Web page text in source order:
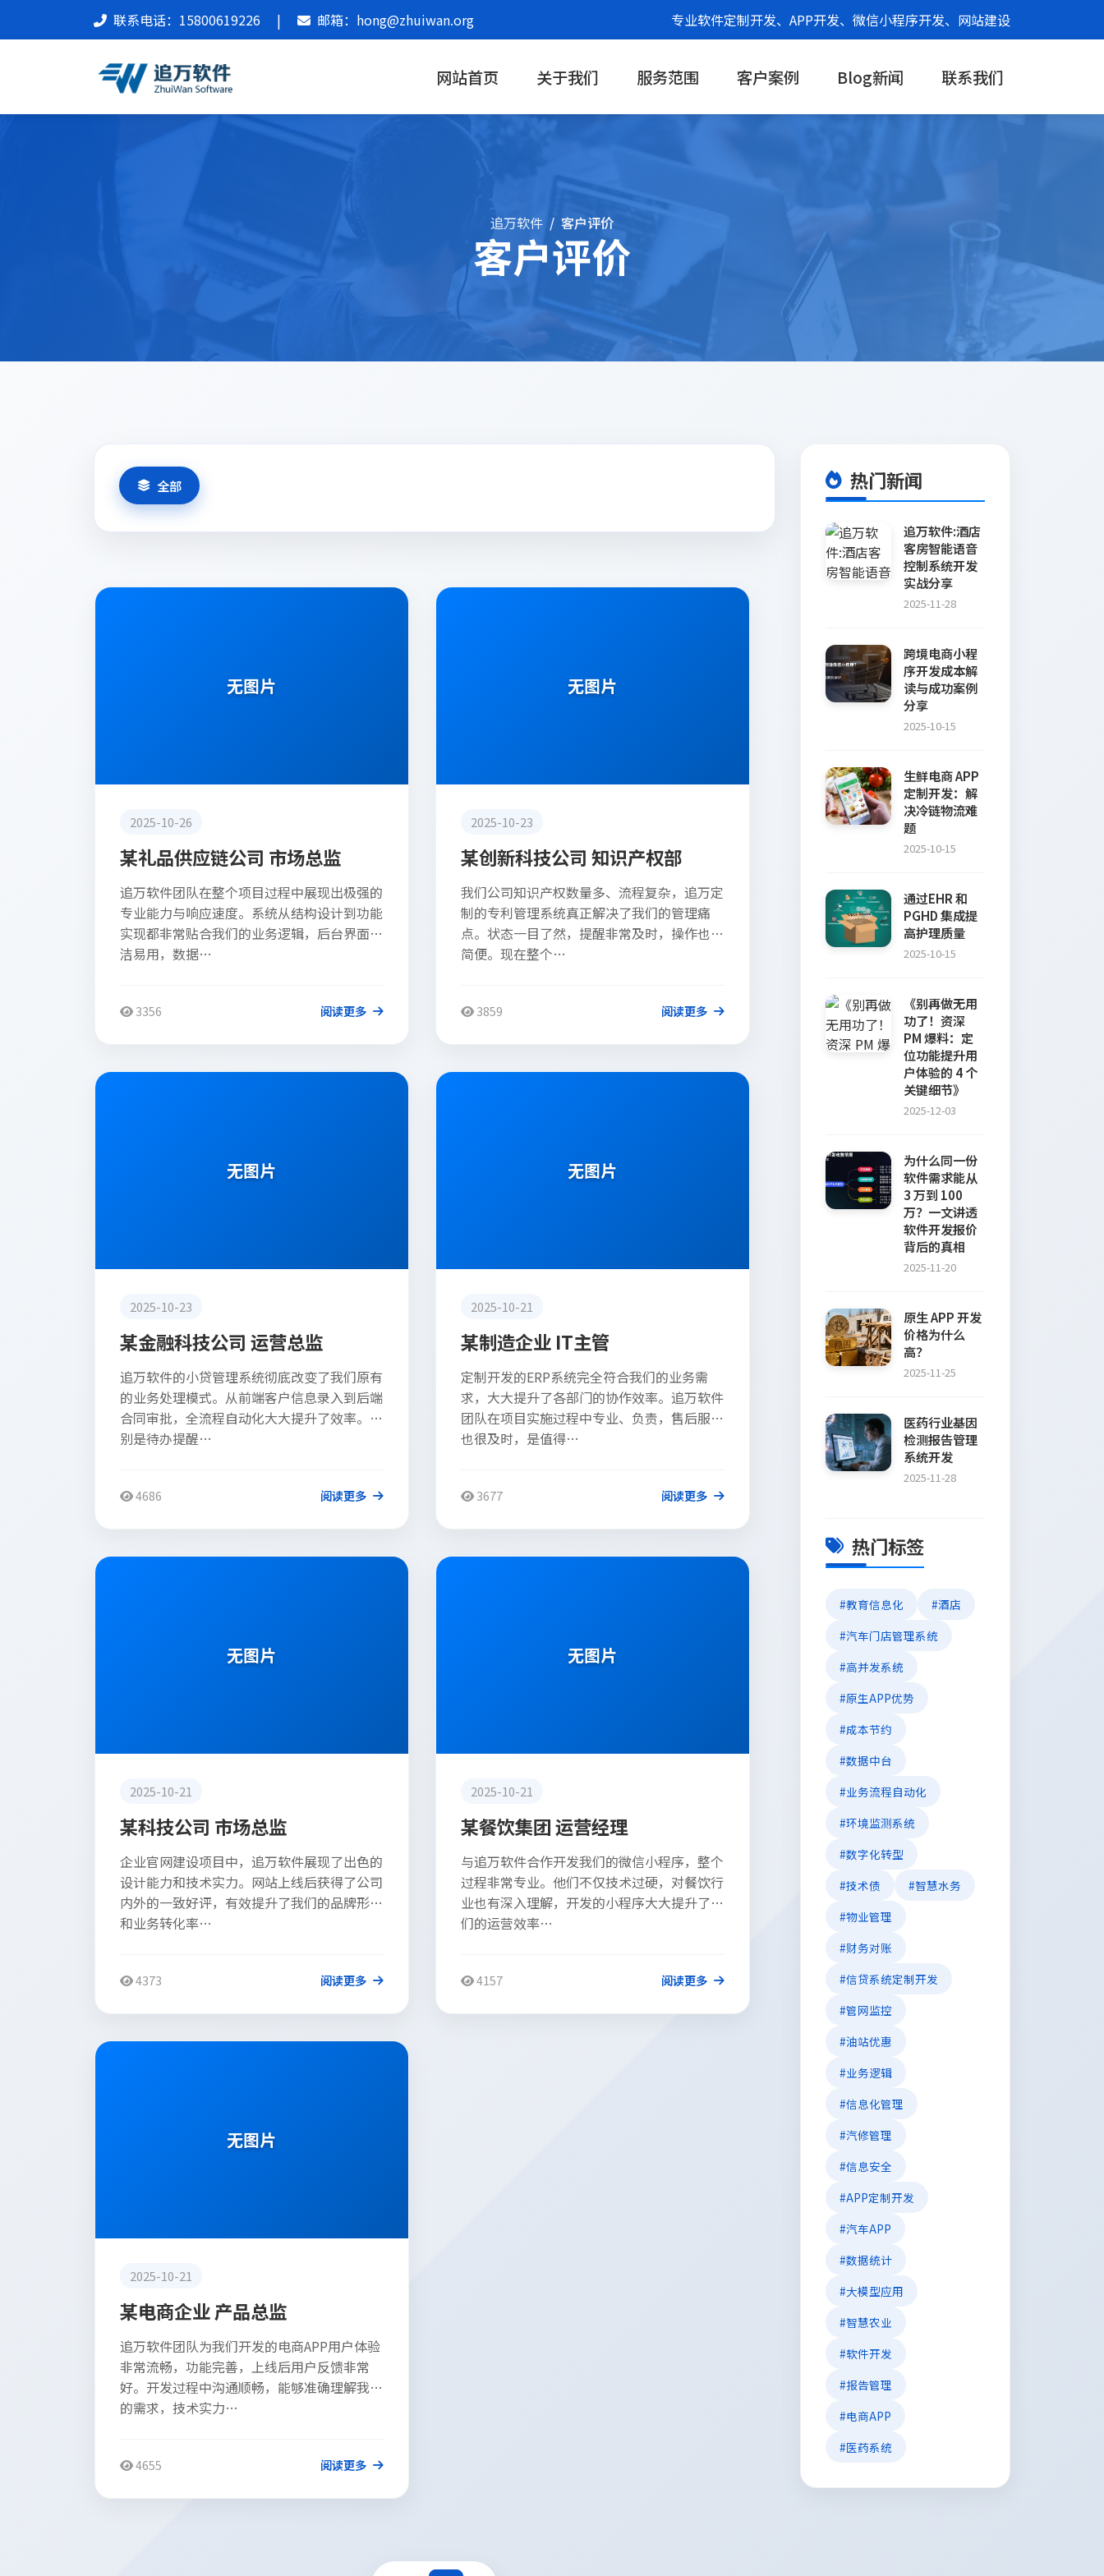
联系电话：15800619226 | 邮箱：hong@zhuiwan.org 专业软件定制开发、APP开发、微信小程序开发、网站建设
网站首页 关于我们 服务范围 客户案例 Blog新闻 联系我们
追万软件 客户评价
客户评价
全部
无图片
2025-10-26
某礼品供应链公司 市场总监
追万软件团队在整个项目过程中展现出极强的
专业能力与响应速度。系统从结构设计到功能
实现都非常贴合我们的业务逻辑，后台界面简
洁易用，数据…
3356 阅读更多
无图片
2025-10-23
某创新科技公司 知识产权部
我们公司知识产权数量多、流程复杂，追万定
制的专利管理系统真正解决了我们的管理痛
点。状态一目了然，提醒非常及时，操作也很
简便。现在整个…
3859 阅读更多
无图片
2025-10-23
某金融科技公司 运营总监
追万软件的小贷管理系统彻底改变了我们原有
的业务处理模式。从前端客户信息录入到后端
合同审批，全流程自动化大大提升了效率。特
别是待办提醒…
4686 阅读更多
无图片
2025-10-21
某制造企业 IT主管
定制开发的ERP系统完全符合我们的业务需
求，大大提升了各部门的协作效率。追万软件
团队在项目实施过程中专业、负责，售后服务
也很及时，是值得…
3677 阅读更多
无图片
2025-10-21
某科技公司 市场总监
企业官网建设项目中，追万软件展现了出色的
设计能力和技术实力。网站上线后获得了公司
内外的一致好评，有效提升了我们的品牌形象
和业务转化率…
4373 阅读更多
无图片
2025-10-21
某餐饮集团 运营经理
与追万软件合作开发我们的微信小程序，整个
过程非常专业。他们不仅技术过硬，对餐饮行
业也有深入理解，开发的小程序大大提升了我
们的运营效率…
4157 阅读更多
无图片
2025-10-21
某电商企业 产品总监
追万软件团队为我们开发的电商APP用户体验
非常流畅，功能完善，上线后用户反馈非常
好。开发过程中沟通顺畅，能够准确理解我们
的需求，技术实力…
4655 阅读更多
热门新闻
追万软件:酒店
客房智能语音
控制系统开发
实战分享
2025-11-28
跨境电商小程
序开发成本解
读与成功案例
分享
2025-10-15
生鲜电商 APP
定制开发：解
决冷链物流难
题
2025-10-15
通过EHR 和
PGHD 集成提
高护理质量
2025-10-15
《别再做无用
功了！资深
PM 爆料：定
位功能提升用
户体验的 4 个
关键细节》
2025-12-03
为什么同一份
软件需求能从
3 万到 100
万？一文讲透
软件开发报价
背后的真相
2025-11-20
原生 APP 开发
价格为什么
高？
2025-11-25
医药行业基因
检测报告管理
系统开发
2025-11-28
热门标签
#教育信息化
#酒店
#汽车门店管理系统
#高并发系统
#原生APP优势
#成本节约
#数据中台
#业务流程自动化
#环境监测系统
#数字化转型
#技术债
#智慧水务
#物业管理
#财务对账
#信贷系统定制开发
#管网监控
#油站优惠
#业务逻辑
#信息化管理
#汽修管理
#信息安全
#APP定制开发
#汽车APP
#数据统计
#大模型应用
#智慧农业
#软件开发
#报告管理
#电商APP
#医药系统